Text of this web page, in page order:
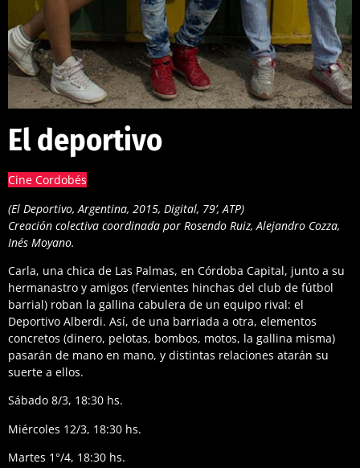
El deportivo
Cine Cordobés
(El Deportivo, Argentina, 2015, Digital, 79’, ATP)
Creación colectiva coordinada por Rosendo Ruiz, Alejandro Cozza,
Inés Moyano.
Carla, una chica de Las Palmas, en Córdoba Capital, junto a su
hermanastro y amigos (fervientes hinchas del club de fútbol
barrial) roban la gallina cabulera de un equipo rival: el
Deportivo Alberdi. Así, de una barriada a otra, elementos
concretos (dinero, pelotas, bombos, motos, la gallina misma)
pasarán de mano en mano, y distintas relaciones atarán su
suerte a ellos.
Sábado 8/3, 18:30 hs.
Miércoles 12/3, 18:30 hs.
Martes 1°/4, 18:30 hs.